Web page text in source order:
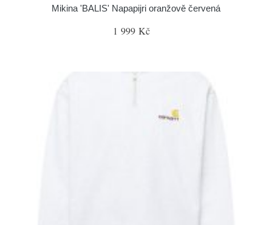
Mikina 'BALIS' Napapijri oranžově červená
1 999 Kč